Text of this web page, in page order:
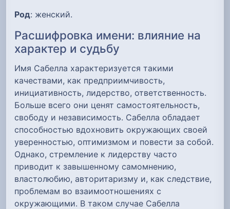
Род: женский.
Расшифровка имени: влияние на
характер и судьбу
Имя Сабелла характеризуется такими
качествами, как предприимчивость,
инициативность, лидерство, ответственность.
Больше всего они ценят самостоятельность,
свободу и независимость. Сабелла обладает
способностью вдохновить окружающих своей
уверенностью, оптимизмом и повести за собой.
Однако, стремление к лидерству часто
приводит к завышенному самомнению,
властолюбию, авторитаризму и, как следствие,
проблемам во взаимоотношениях с
окружающими. В таком случае Сабелла